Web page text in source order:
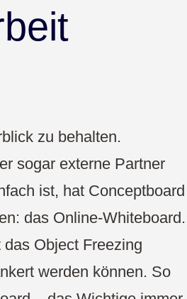
CDO Toolbox
Agiles Management
zu behalten.
sogar externe Partner
ist, hat Conceptboard
das Online-Whiteboard.
Object Freezing
werden können. So